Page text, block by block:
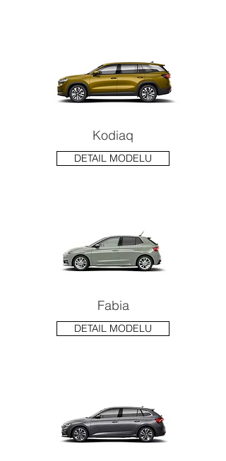
Kodiaq
DETAIL MODELU
Fabia
DETAIL MODELU